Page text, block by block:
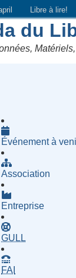
Libre à lire!
du
Événement à
Association
Entreprise
GULL
FAI